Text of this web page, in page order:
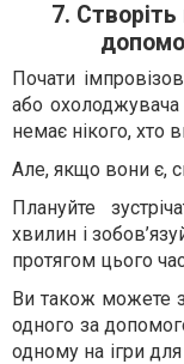
7.
Почати
або
немає нікого, хто
Але, якщо вони є,
Плануйте
хвилин і
протягом цього
Ви також можете
одного за
одному на ігри